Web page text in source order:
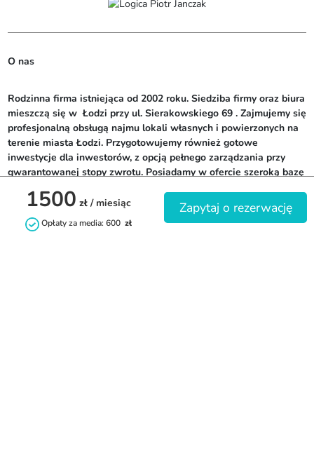
1500 zł / miesiąc
Opłaty za media: 600 zł
Zapytaj o rezerwację
O nas
Rodzinna firma istniejąca od 2002 roku. Siedziba firmy oraz biura
mieszczą się w  Łodzi przy ul. Sierakowskiego 69 . Zajmujemy się
profesjonalną obsługą najmu lokali własnych i powierzonych na
terenie miasta Łodzi. Przygotowujemy również gotowe
inwestycje dla inwestorów, z opcją pełnego zarządzania przy
gwarantowanej stopy zwrotu. Posiadamy w ofercie szeroką bazę
wzajemne zaufanie i dobre relacje. Standardem  jest umowa
najmu (również dwujęzyczne), faktura VAT oraz profesjonalna
spersonalizowana obsługa naszych najemców.